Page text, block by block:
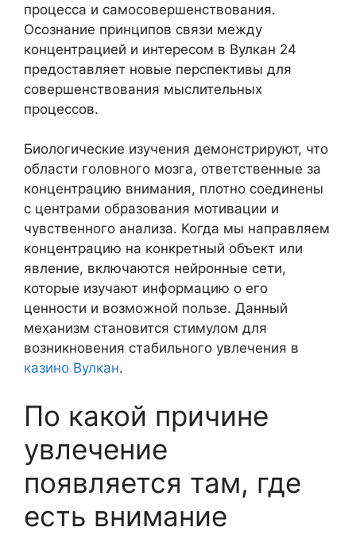
процесса и самосовершенствования.
Осознание принципов связи между
концентрацией и интересом в Вулкан 24
предоставляет новые перспективы для
совершенствования мыслительных
процессов.
Биологические изучения демонстрируют, что
области головного мозга, ответственные за
концентрацию внимания, плотно соединены
с центрами образования мотивации и
чувственного анализа. Когда мы направляем
концентрацию на конкретный объект или
явление, включаются нейронные сети,
которые изучают информацию о его
ценности и возможной пользе. Данный
механизм становится стимулом для
возникновения стабильного увлечения в
казино Вулкан.
По какой причине
увлечение
появляется там, где
есть внимание